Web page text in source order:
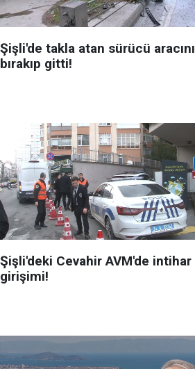
Şişli'de takla atan sürücü aracını
bırakıp gitti!
Şişli'deki Cevahir AVM'de intihar
girişimi!